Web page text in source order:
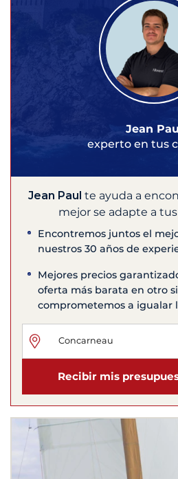
Jean
experto en tus
Jean Paul te ayuda a
mejor se adapte a
Encontremos juntos el
nuestros 30 años de
Mejores precios
oferta más barata en otro
comprometemos a igualar
Recibir mis